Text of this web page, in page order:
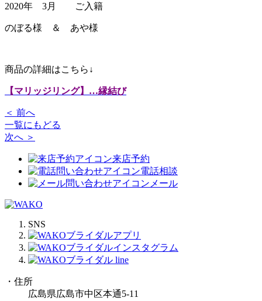
2020年 3月 ご入籍
のぼる様 ＆ あや様
商品の詳細はこちら↓
【マリッジリング】…縁結び
＜ 前へ
一覧にもどる
次へ ＞
来店予約
電話相談
メール
SNS
・住所
広島県広島市中区本通5-11